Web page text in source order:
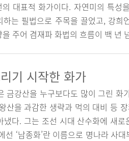
대표적 화가이다. 자연미의 특성
는 필법으로 주목을 끌었고, 강희
주어 겸재파 화법의 흐름이 백 년
기 시작한 화가
금강산을 누구보다도 많이 그린 화
산을 과감한 생략과 먹의 대비 등
냈다. 그는 조선 시대 산수화에 새
‘남종화’란 이름으로 명나라 사